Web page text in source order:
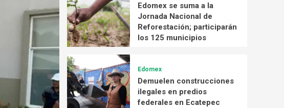
Edomex se suma a la
Jornada Nacional de
Reforestación; participarán
los 125 municipios
Edomex
Demuelen construcciones
ilegales en predios
federales en Ecatepec